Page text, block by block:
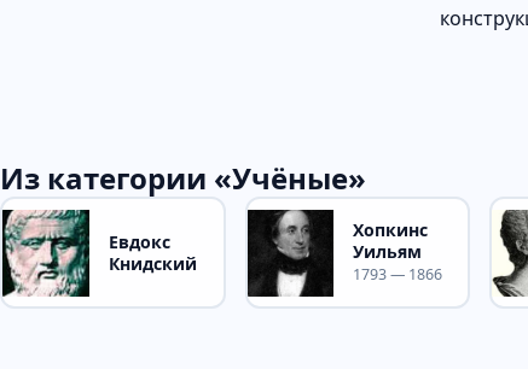
Из категории «Учёные»
Евдокс
Книдский
Хопкинс
Уильям
1793 — 1866